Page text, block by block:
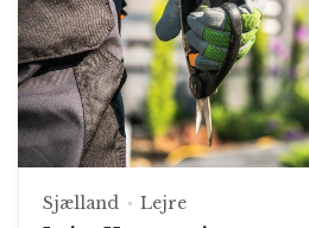
Sjælland Lejre